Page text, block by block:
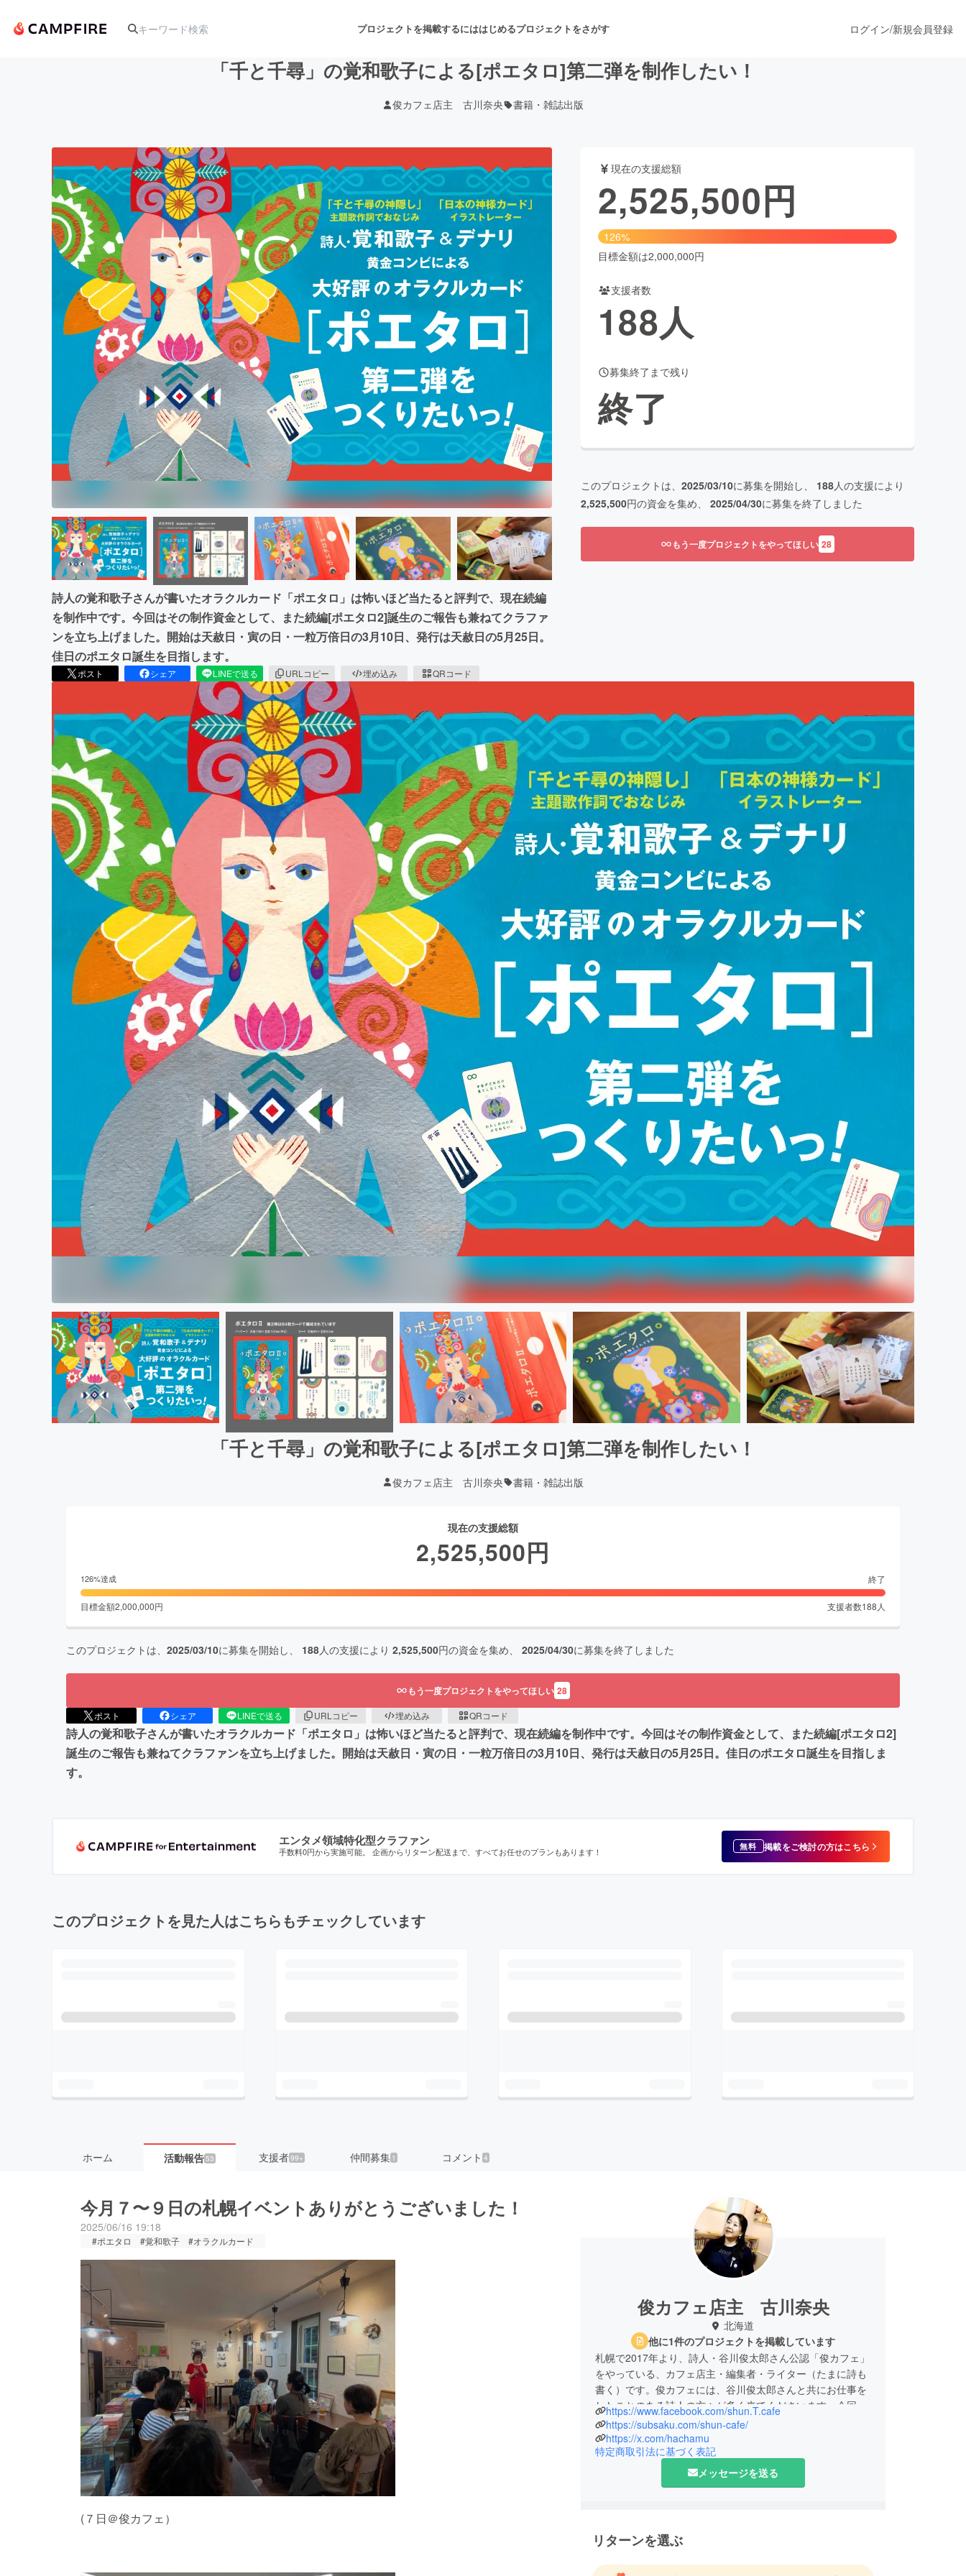
プロジェクトを掲載するにははじめるプロジェクトをさがす
アート・写真 音楽 舞台・パフォーマンス
テクノロジー・ガジェット ゲーム・サービス開発 フード・飲食店 ファッション
映像・映画 書籍・雑誌出版
ビジネス・起業 チャレンジ ビューティー・ヘルスケア
まちづくり・地域活性化
CAMPFIRE for Social Good
CAMPFIREふるさと納税
machi-ya
ログイン/新規会員登録
「千と千尋」の覚和歌子による[ポエタロ]第二弾を制作したい！
俊カフェ店主 古川奈央 書籍・雑誌出版
詩人の覚和歌子さんが書いたオラクルカード「ポエタロ」は怖いほど当たると評判で、現在続編
を制作中です。今回はその制作資金として、また続編[ポエタロ2]誕生のご報告も兼ねてクラファ
ンを立ち上げました。開始は天赦日・寅の日・一粒万倍日の3月10日、発行は天赦日の5月25日。
佳日のポエタロ誕生を目指します。
ポスト シェア LINEで送る URLコピー 埋め込み QRコード
現在の支援総額
2,525,500円
126%
目標金額は2,000,000円
支援者数
188人
募集終了まで残り
終了
このプロジェクトは、 2025/03/10に募集を開始し、 188人の支援により
2,525,500円の資金を集め、 2025/04/30に募集を終了しました
もう一度プロジェクトをやってほしい 28
「千と千尋」の覚和歌子による[ポエタロ]第二弾を制作したい！
俊カフェ店主 古川奈央 書籍・雑誌出版
現在の支援総額
2,525,500円
126%達成 終了
目標金額2,000,000円 支援者数188 人
このプロジェクトは、 2025/03/10に募集を開始し、 188人の支援により 2,525,500円の資金を集め、 2025/04/30に募集を終了しました
もう一度プロジェクトをやってほしい 28
ポスト シェア LINEで送る URLコピー 埋め込み QRコード
詩人の覚和歌子さんが書いたオラクルカード「ポエタロ」は怖いほど当たると評判で、現在続編を制作中です。今回はその制作資金として、また続編[ポエタロ2]
誕生のご報告も兼ねてクラファンを立ち上げました。開始は天赦日・寅の日・一粒万倍日の3月10日、発行は天赦日の5月25日。佳日のポエタロ誕生を目指しま
す。
エンタメ領域特化型クラファン
手数料0円から実施可能。 企画からリターン配送まで、すべてお任せのプランもあります！ 無料 掲載をご検討の方はこちら
このプロジェクトを見た人はこちらもチェックしています
ホーム 活動報告53 支援者99+ 仲間募集 1 コメント 4
今月７〜９日の札幌イベントありがとうございました！
2025/06/16 19:18
#ポエタロ #覚和歌子 #オラクルカード
(７日＠俊カフェ）
俊カフェ店主 古川奈央
北海道
他に1件のプロジェクトを掲載しています
札幌で2017年より、詩人・谷川俊太郎さん公認「俊カフェ」
をやっている、カフェ店主・編集者・ライター（たまに詩も
書く）です。俊カフェには、谷川俊太郎さんと共にお仕事を
したことのある詩人の方々が多く来てくださいます。今回こ
のご縁を通して、アンソロジーを作ることにしました。
https://www.facebook.com/shun.T.cafe
https://subsaku.com/shun-cafe/
https://x.com/hachamu
特定商取引法に基づく表記
メッセージを送る
リターンを選ぶ